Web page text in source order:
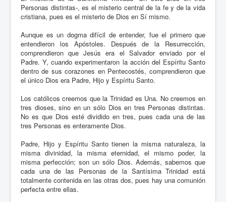
Personas distintas-, es el misterio central de la fe y de la vida
cristiana, pues es el misterio de Dios en Sí mismo.
Aunque es un dogma difícil de entender, fue el primero que
entendieron los Apóstoles. Después de la Resurrección,
comprendieron que Jesús era el Salvador enviado por el
Padre. Y, cuando experimentaron la acción del Espíritu Santo
dentro de sus corazones en Pentecostés, comprendieron que
el único Dios era Padre, Hijo y Espíritu Santo.
Los católicos creemos que la Trinidad es Una. No creemos en
tres dioses, sino en un sólo Dios en tres Personas distintas.
No es que Dios esté dividido en tres, pues cada una de las
tres Personas es enteramente Dios.
Padre, Hijo y Espíritu Santo tienen la misma naturaleza, la
misma divinidad, la misma eternidad, el mismo poder, la
misma perfección; son un sólo Dios. Además, sabemos que
cada una de las Personas de la Santísima Trinidad está
totalmente contenida en las otras dos, pues hay una comunión
perfecta entre ellas.